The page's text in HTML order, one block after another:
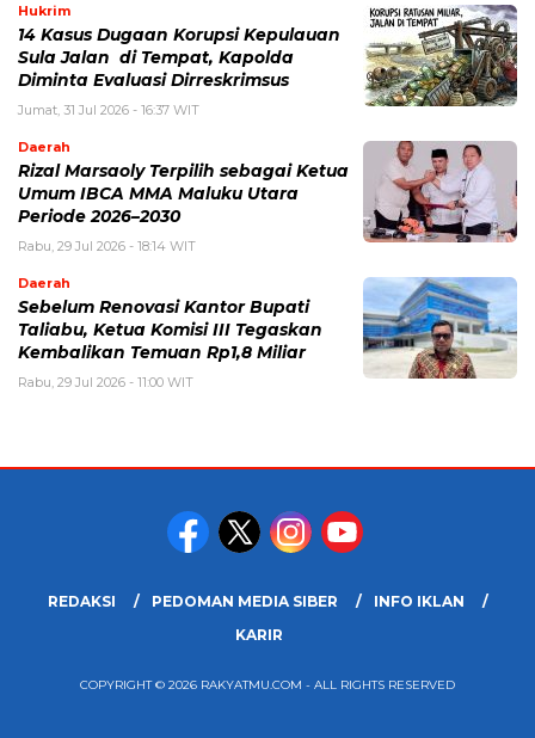
Hukrim
14 Kasus Dugaan Korupsi Kepulauan
Sula Jalan di Tempat, Kapolda
Diminta Evaluasi Dirreskrimsus
Jumat, 31 Jul 2026 - 16:37 WIT
Daerah
Rizal Marsaoly Terpilih sebagai Ketua
Umum IBCA MMA Maluku Utara
Periode 2026–2030
Rabu, 29 Jul 2026 - 18:14 WIT
Daerah
Sebelum Renovasi Kantor Bupati
Taliabu, Ketua Komisi III Tegaskan
Kembalikan Temuan Rp1,8 Miliar
Rabu, 29 Jul 2026 - 11:00 WIT
REDAKSI PEDOMAN MEDIA SIBER
INFO IKLAN
KARIR
COPYRIGHT © 2026 RAKYATMU.COM - ALL RIGHTS RESERVED